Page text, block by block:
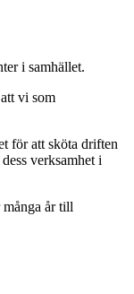
i samhället.
vi som
för att sköta driften
verksamhet i
år till